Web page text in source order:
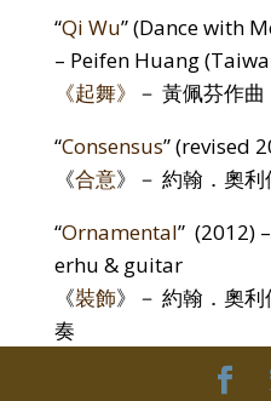
“Qi Wu” (Dance with
– Peifen Huang
《起舞》 － 黃佩芬作曲
“Consensus” (revised
《合意》－ 約翰．奧利
“Ornamental” (2012) –
erhu & guitar
《裝飾》 － 約翰．奧利
奏